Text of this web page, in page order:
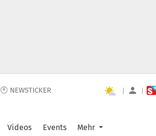
🕙 NEWSTICKER | |
Videos Events Mehr